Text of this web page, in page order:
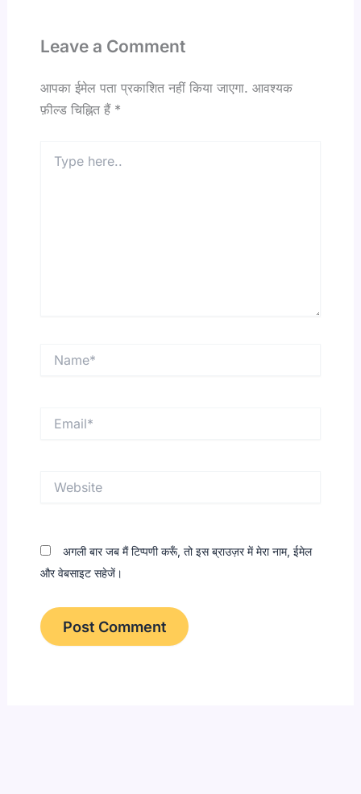
Leave a Comment
आपका ईमेल पता प्रकाशित नहीं किया जाएगा. आवश्यक
फ़ील्ड चिह्नित हैं *
here..
अगली बार जब मैं टिप्पणी करूँ, तो इस ब्राउज़र में मेरा नाम, ईमेल
और वेबसाइट सहेजें।